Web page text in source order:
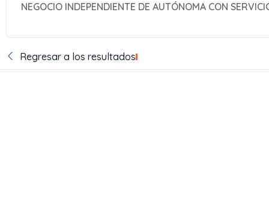
NEGOCIO INDEPENDIENTE DE AUTÓNOMA CON
Regresar a los resultados